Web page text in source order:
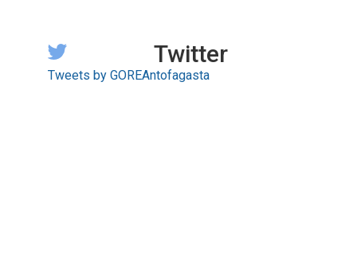
Twitter
Tweets by GOREAntofagasta